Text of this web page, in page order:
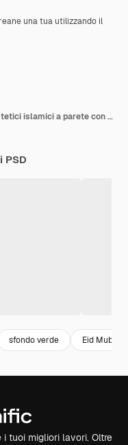
una tua utilizzando il
Concept di Eid Mubarak disegni estetici islamici a parete con lanterne su sfondo verde
PSD
sfondo verde Eid
tuoi migliori lavori. Oltre